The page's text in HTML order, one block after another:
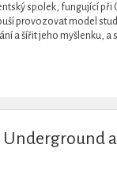
spolek, fungující při
provozovat model
a šířit jeho myšlenku, a